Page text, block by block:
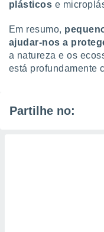
plásticos e
Em resumo,
ajudar-nos a
a natureza e os
está profundamente
Partilhe no: